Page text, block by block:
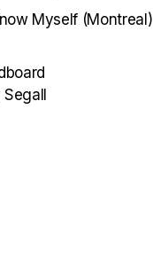
Myself (Montreal)